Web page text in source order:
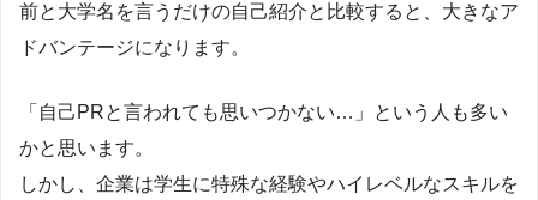
前と大学名を言うだけの自己紹介と比較すると、大きなア
ドバンテージになります。
「自己PRと言われても思いつかない…」という人も多い
かと思います。
しかし、企業は学生に特殊な経験やハイレベルなスキルを